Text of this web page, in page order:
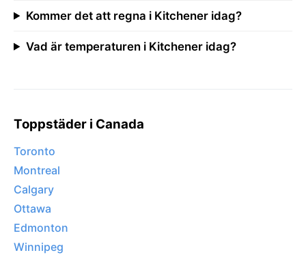
Kommer det att regna i Kitchener idag?
Vad är temperaturen i Kitchener idag?
Toppstäder i Canada
Toronto
Montreal
Calgary
Ottawa
Edmonton
Winnipeg